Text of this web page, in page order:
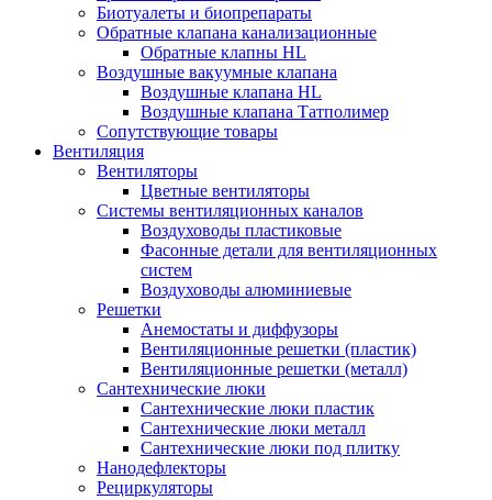
Биотуалеты и биопрепараты
Обратные клапана канализационные
Обратные клапны HL
Воздушные вакуумные клапана
Воздушные клапана HL
Воздушные клапана Татполимер
Сопутствующие товары
Вентиляция
Вентиляторы
Цветные вентиляторы
Системы вентиляционных каналов
Воздуховоды пластиковые
Фасонные детали для вентиляционных
систем
Воздуховоды алюминиевые
Решетки
Анемостаты и диффузоры
Вентиляционные решетки (пластик)
Вентиляционные решетки (металл)
Сантехнические люки
Сантехнические люки пластик
Сантехнические люки металл
Сантехнические люки под плитку
Нанодефлекторы
Рециркуляторы